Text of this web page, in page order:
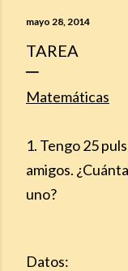
mayo 28, 2014
TAREA
Matemáticas
1. Tengo 25
amigos.
uno?
Datos: